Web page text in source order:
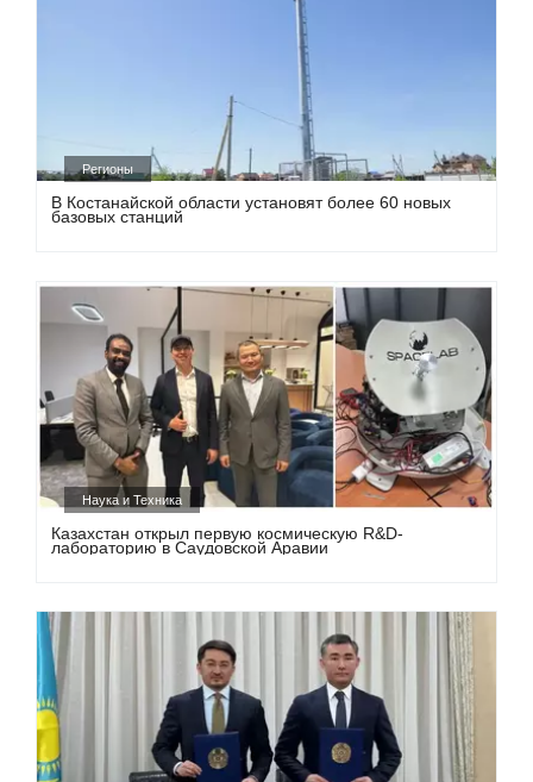
Регионы
В Костанайской области установят более 60 новых
базовых станций
Наука и Техника
Казахстан открыл первую космическую R&D-
лабораторию в Саудовской Аравии